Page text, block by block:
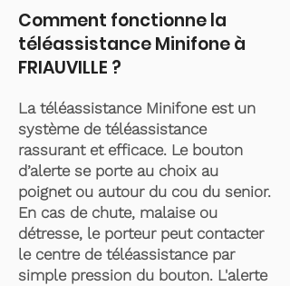
Comment fonctionne la
téléassistance Minifone à
FRIAUVILLE ?
La téléassistance Minifone est un
système de téléassistance
rassurant et efficace. Le bouton
d’alerte se porte au choix au
poignet ou autour du cou du senior.
En cas de chute, malaise ou
détresse, le porteur peut contacter
le centre de téléassistance par
simple pression du bouton. L'alerte